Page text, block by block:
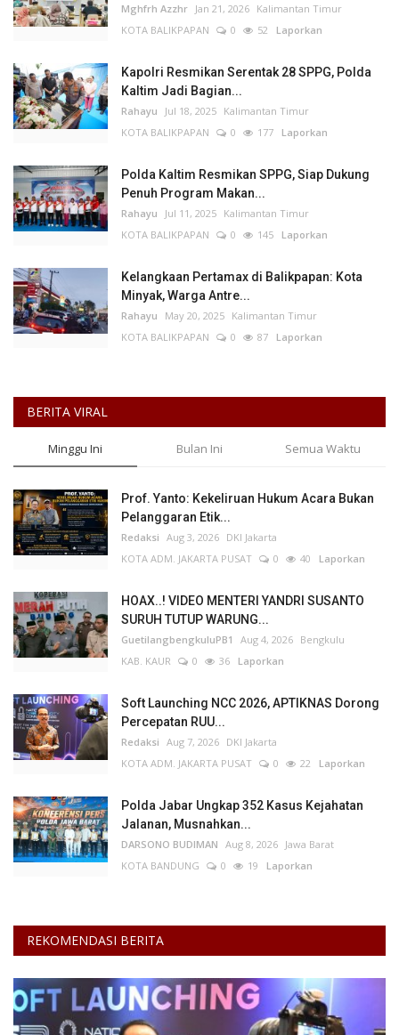
Mghfrh Azzhr Jan 21, 2026 Kalimantan Timur
KOTA BALIKPAPAN
0 52 Laporkan
Kapolri Resmikan Serentak 28 SPPG, Polda
Kaltim Jadi Bagian...
Rahayu Jul 18, 2025 Kalimantan Timur
KOTA BALIKPAPAN
0 177 Laporkan
Polda Kaltim Resmikan SPPG, Siap Dukung
Penuh Program Makan...
Rahayu Jul 11, 2025 Kalimantan Timur
KOTA BALIKPAPAN
0 145 Laporkan
Kelangkaan Pertamax di Balikpapan: Kota
Minyak, Warga Antre...
Rahayu May 20, 2025 Kalimantan Timur
KOTA BALIKPAPAN
0 87 Laporkan
BERITA VIRAL
Minggu Ini Bulan Ini Semua Waktu
Prof. Yanto: Kekeliruan Hukum Acara Bukan
Pelanggaran Etik...
Redaksi Aug 3, 2026 DKI Jakarta
KOTA ADM. JAKARTA PUSAT
0 40 Laporkan
HOAX..! VIDEO MENTERI YANDRI SUSANTO
SURUH TUTUP WARUNG...
GuetilangbengkuluPB1 Aug 4, 2026 Bengkulu
KAB. KAUR
0 36 Laporkan
Soft Launching NCC 2026, APTIKNAS Dorong
Percepatan RUU...
Redaksi Aug 7, 2026 DKI Jakarta
KOTA ADM. JAKARTA PUSAT
0 22 Laporkan
Polda Jabar Ungkap 352 Kasus Kejahatan
Jalanan, Musnahkan...
DARSONO BUDIMAN Aug 8, 2026 Jawa Barat
KOTA BANDUNG
0 19 Laporkan
REKOMENDASI BERITA